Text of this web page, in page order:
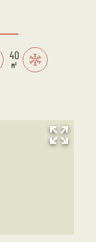
40
M²